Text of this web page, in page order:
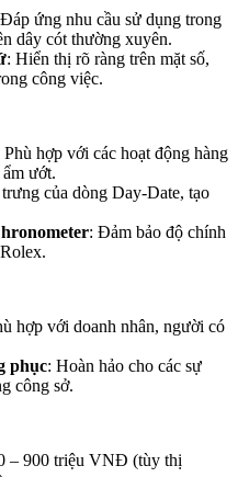
ứng nhu cầu sử dụng trong
dây cót thường xuyên.
: Hiển thị rõ ràng trên mặt số,
công việc.
Phù hợp với các hoạt động hàng
ướt.
của dòng Day-Date, tạo
: Đảm bảo độ chính
hợp với doanh nhân, người có
phục: Hoàn hảo cho các sự
công sở.
– 900 triệu VNĐ (tùy thị